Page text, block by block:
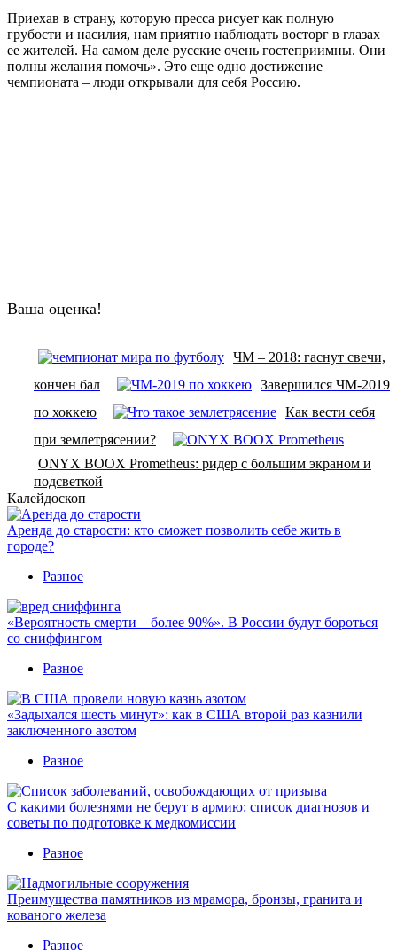
Приехав в страну, которую пресса рисует как полную
грубости и насилия, нам приятно наблюдать восторг в глазах
ее жителей. На самом деле русские очень гостеприимны. Они
полны желания помочь». Это еще одно достижение
чемпионата – люди открывали для себя Россию.
Ваша оценка!
ЧМ – 2018: гаснут свечи,
кончен бал
Завершился ЧМ-2019
по хоккею
Как вести себя
при землетрясении?
ONYX BOOX Prometheus: ридер с большим экраном и
подсветкой
Калейдоскоп
Аренда до старости: кто сможет позволить себе жить в
городе?
Разное
«Вероятность смерти – более 90%». В России будут бороться
со сниффингом
Разное
«Задыхался шесть минут»: как в США второй раз казнили
заключенного азотом
Разное
С какими болезнями не берут в армию: список диагнозов и
советы по подготовке к медкомиссии
Разное
Преимущества памятников из мрамора, бронзы, гранита и
кованого железа
Разное